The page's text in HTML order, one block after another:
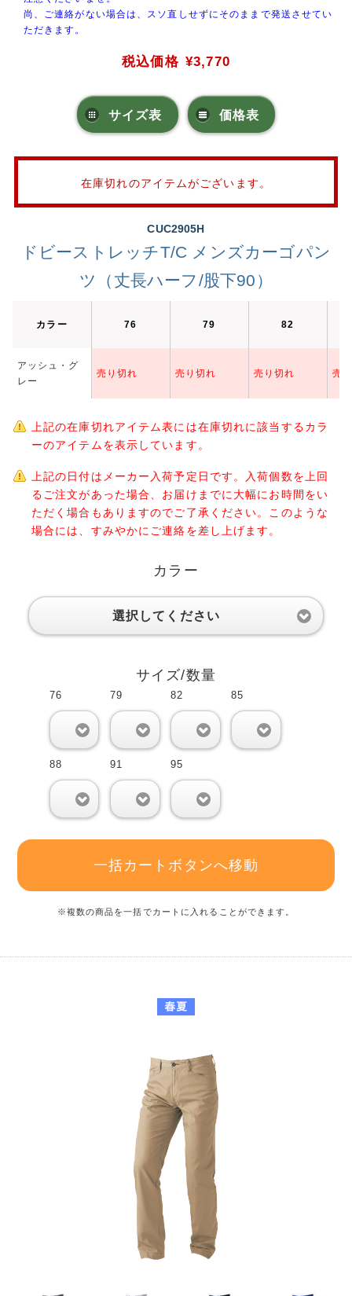
尚、ご連絡がない場合は、スソ直しせずにそのままで発送させてい
ただきます。
税込価格 ¥3,770
サイズ表 価格表
在庫切れのアイテムがございます。
CUC2905H
ドビーストレッチT/C メンズカーゴパン
ツ（丈長ハーフ/股下90）
カラー 76 79 82
アッシュ・グ
レー
売り切れ 売り切れ 売り切れ 売
上記の在庫切れアイテム表には在庫切れに該当するカラ
ーのアイテムを表示しています。
上記の日付はメーカー入荷予定日です。入荷個数を上回
るご注文があった場合、お届けまでに大幅にお時間をい
ただく場合もありますのでご了承ください。このような
場合には、すみやかにご連絡を差し上げます。
カラー
選択してください
サイズ/数量
76 79 82 85
88 91 95
一括カートボタンへ移動
※複数の商品を一括でカートに入れることができます。